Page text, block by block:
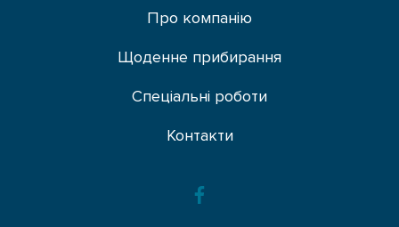
Про компанію
Щоденне прибирання
Спеціальні роботи
Контакти